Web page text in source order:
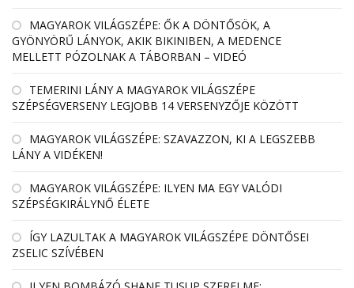
MAGYAROK VILÁGSZÉPE: ŐK A DÖNTŐSÖK, A
GYÖNYÖRŰ LÁNYOK, AKIK BIKINIBEN, A MEDENCE
MELLETT PÓZOLNAK A TÁBORBAN – VIDEÓ
TEMERINI LÁNY A MAGYAROK VILÁGSZÉPE
SZÉPSÉGVERSENY LEGJOBB 14 VERSENYZŐJE KÖZÖTT
MAGYAROK VILÁGSZÉPE: SZAVAZZON, KI A LEGSZEBB
LÁNY A VIDÉKEN!
MAGYAROK VILÁGSZÉPE: ILYEN MA EGY VALÓDI
SZÉPSÉGKIRÁLYNŐ ÉLETE
ÍGY LAZULTAK A MAGYAROK VILÁGSZÉPE DÖNTŐSEI
ZSELIC SZÍVÉBEN